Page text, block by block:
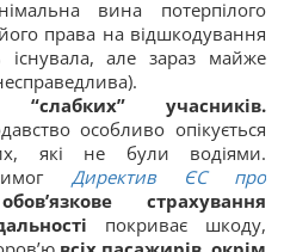
вина потерпілого
права на відшкодування
але зараз майже
учасників.
особливо опікується
які не були водіями.
Директив ЄС про
обов’язкове страхування
покриває шкоду,